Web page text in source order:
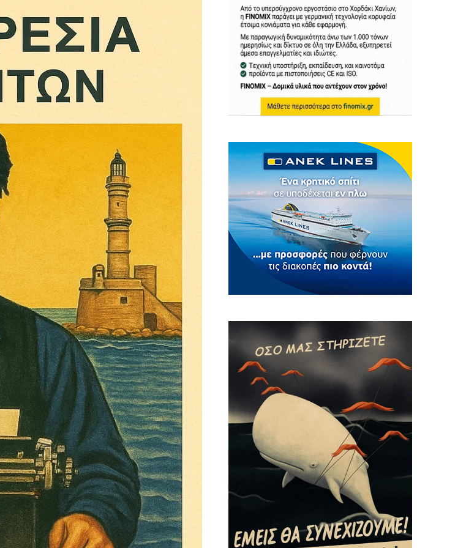
Σας ευχαριστούμε θερμά.